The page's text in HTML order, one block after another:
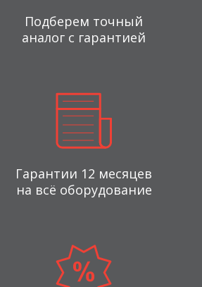
Подберем точный
аналог с гарантией
Гарантии 12 месяцев
на всё оборудование